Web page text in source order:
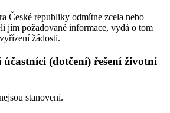
České republiky odmítne zcela nebo
jím požadované informace, vydá o tom
žádosti.
(dotčení) řešení životní
stanoveni.